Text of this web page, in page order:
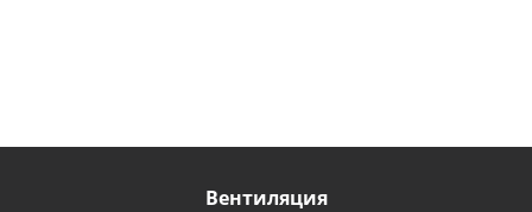
Вентиляция